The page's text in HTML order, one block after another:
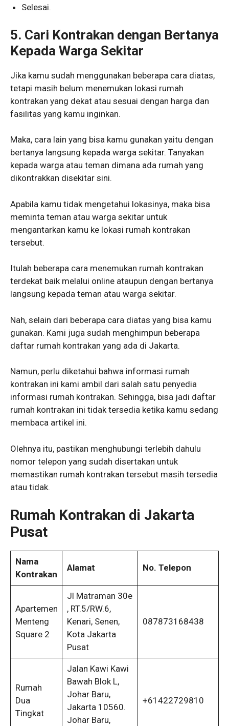
Selesai.
5. Cari Kontrakan dengan Bertanya
Kepada Warga Sekitar
Jika kamu sudah menggunakan beberapa cara diatas,
tetapi masih belum menemukan lokasi rumah
kontrakan yang dekat atau sesuai dengan harga dan
fasilitas yang kamu inginkan.
Maka, cara lain yang bisa kamu gunakan yaitu dengan
bertanya langsung kepada warga sekitar. Tanyakan
kepada warga atau teman dimana ada rumah yang
dikontrakkan disekitar sini.
Apabila kamu tidak mengetahui lokasinya, maka bisa
meminta teman atau warga sekitar untuk
mengantarkan kamu ke lokasi rumah kontrakan
tersebut.
Itulah beberapa cara menemukan rumah kontrakan
terdekat baik melalui online ataupun dengan bertanya
langsung kepada teman atau warga sekitar.
Nah, selain dari beberapa cara diatas yang bisa kamu
gunakan. Kami juga sudah menghimpun beberapa
daftar rumah kontrakan yang ada di Jakarta.
Namun, perlu diketahui bahwa informasi rumah
kontrakan ini kami ambil dari salah satu penyedia
informasi rumah kontrakan. Sehingga, bisa jadi daftar
rumah kontrakan ini tidak tersedia ketika kamu sedang
membaca artikel ini.
Olehnya itu, pastikan menghubungi terlebih dahulu
nomor telepon yang sudah disertakan untuk
memastikan rumah kontrakan tersebut masih tersedia
atau tidak.
Rumah Kontrakan di Jakarta
Pusat
Nama
Kontrakan
Alamat No. Telepon
Apartemen
Menteng
Square 2
Jl Matraman 30e
, RT.5/RW.6,
Kenari, Senen,
Kota Jakarta
Pusat
087873168438
Rumah
Dua
Tingkat
Jalan Kawi Kawi
Bawah Blok L,
Johar Baru,
Jakarta 10560.
Johar Baru,
+61422729810